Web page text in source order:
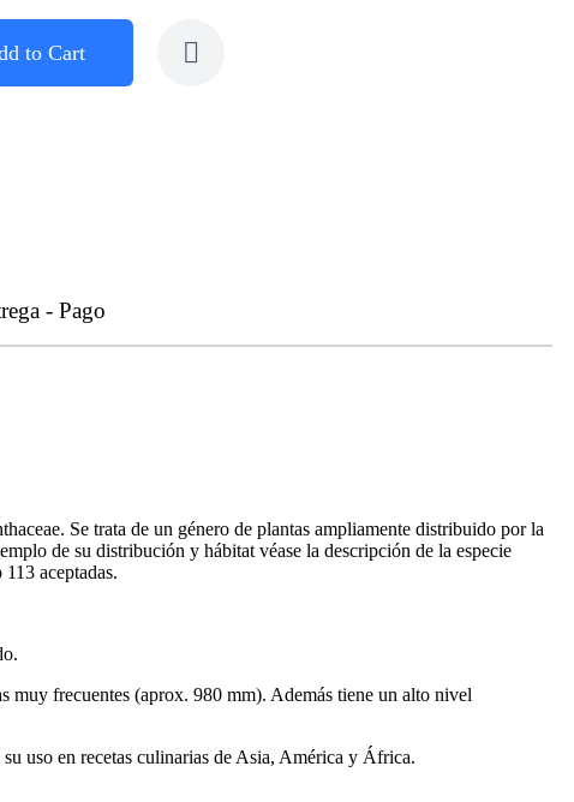
to Cart
- Pago
Se trata de un género de plantas ampliamente distribuido por la
de su distribución y hábitat véase la descripción de la especie
aceptadas.
muy frecuentes (aprox. 980 mm). Además tiene un alto nivel
uso en recetas culinarias de Asia, América y África.